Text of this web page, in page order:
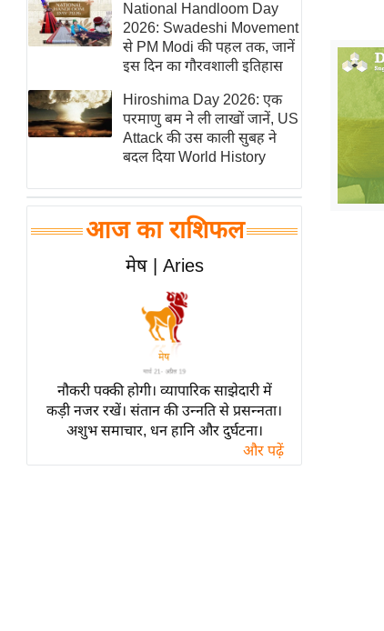
मिसाल बेमिसाल
शख्सियत
यंग इंडिया
साहित्य जगत
ऑटो वर्ल्ड
न्यूज ब्रीफ
बॉलीवुड
हॉलीवुड
फिल्म समीक्षा
लाइफस्टाइल
टेक्नॉलॉजी
ब्यूटी/फैशन
घरेलू नुस्खे
National Handloom Day
2026: Swadeshi Movement
से PM Modi की पहल तक, जानें
इस दिन का गौरवशाली इतिहास
Hiroshima Day 2026: एक
परमाणु बम ने ली लाखों जानें, US
Attack की उस काली सुबह ने
बदल दिया World History
आज का राशिफल
मेष | Aries
नौकरी पक्की होगी। व्यापारिक साझेदारी में
कड़ी नजर रखें। संतान की उन्नति से प्रसन्नता।
अशुभ समाचार, धन हानि और दुर्घटना।
और पढ़ें